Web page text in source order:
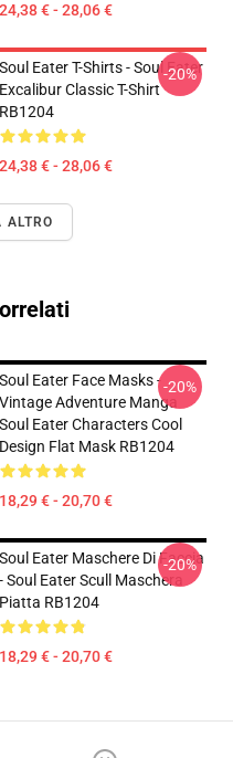
24,38 € - 28,06 €
Soul Eater T-Shirts - Soul Eater
Excalibur Classic T-Shirt
RB1204
24,38 € - 28,06 €
-20%
ALTRO
Soul Eater Face Masks -
Vintage Adventure Manga
Soul Eater Characters Cool
Design Flat Mask RB1204
18,29 € - 20,70 €
-20%
Soul Eater Maschere Di Faccia
- Soul Eater Scull Maschera
Piatta RB1204
18,29 € - 20,70 €
-20%